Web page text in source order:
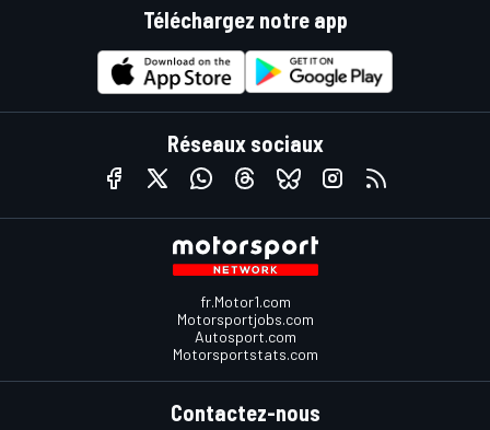
Téléchargez notre app
Réseaux sociaux
fr.Motor1.com
Motorsportjobs.com
Autosport.com
Motorsportstats.com
Contactez-nous